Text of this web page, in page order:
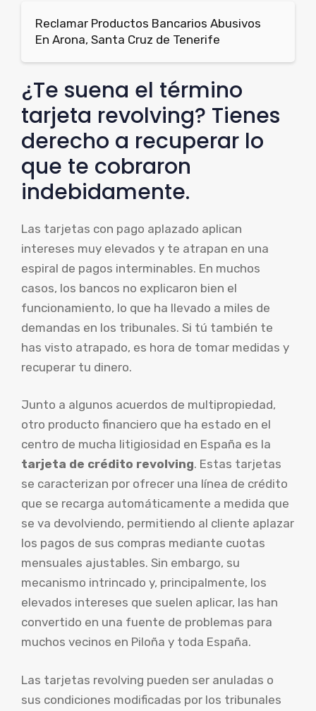
Reclamar Productos Bancarios Abusivos
En Arona, Santa Cruz de Tenerife
¿Te suena el término
tarjeta revolving? Tienes
derecho a recuperar lo
que te cobraron
indebidamente.
Las tarjetas con pago aplazado aplican
intereses muy elevados y te atrapan en una
espiral de pagos interminables. En muchos
casos, los bancos no explicaron bien el
funcionamiento, lo que ha llevado a miles de
demandas en los tribunales. Si tú también te
has visto atrapado, es hora de tomar medidas y
recuperar tu dinero.
Junto a algunos acuerdos de multipropiedad,
otro producto financiero que ha estado en el
centro de mucha litigiosidad en España es la
tarjeta de crédito revolving. Estas tarjetas
se caracterizan por ofrecer una línea de crédito
que se recarga automáticamente a medida que
se va devolviendo, permitiendo al cliente aplazar
los pagos de sus compras mediante cuotas
mensuales ajustables. Sin embargo, su
mecanismo intrincado y, principalmente, los
elevados intereses que suelen aplicar, las han
convertido en una fuente de problemas para
muchos vecinos en Piloña y toda España.
Las tarjetas revolving pueden ser anuladas o
sus condiciones modificadas por los tribunales